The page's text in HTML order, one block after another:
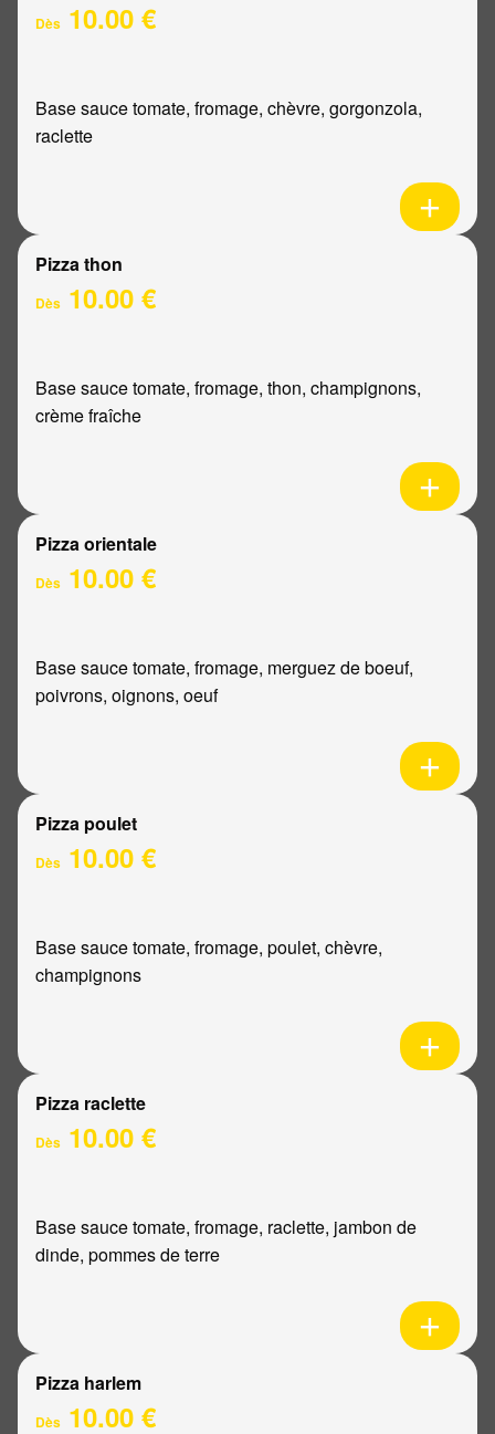
Dès 10.00 €
Base sauce tomate, fromage, chèvre, gorgonzola,
raclette
Pizza thon
Dès 10.00 €
Base sauce tomate, fromage, thon, champignons,
crème fraîche
Pizza orientale
Dès 10.00 €
Base sauce tomate, fromage, merguez de boeuf,
poivrons, oignons, oeuf
Pizza poulet
Dès 10.00 €
Base sauce tomate, fromage, poulet, chèvre,
champignons
Pizza raclette
Dès 10.00 €
Base sauce tomate, fromage, raclette, jambon de
dinde, pommes de terre
Pizza harlem
Dès 10.00 €